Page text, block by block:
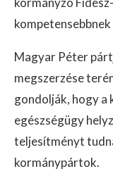
Magyar Péter
megszerzése
gondolják, hogy a
egészségügy
teljesítményt
kormánypártok.